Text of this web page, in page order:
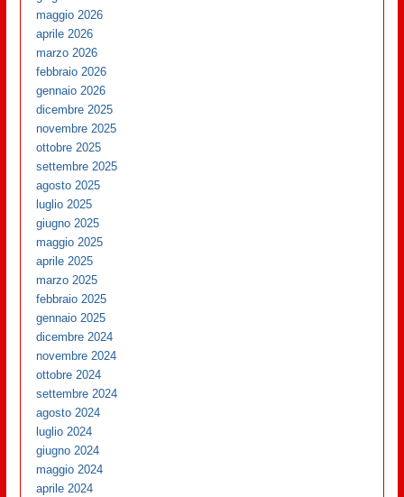
maggio 2026
aprile 2026
marzo 2026
febbraio 2026
gennaio 2026
dicembre 2025
novembre 2025
ottobre 2025
settembre 2025
agosto 2025
luglio 2025
giugno 2025
maggio 2025
aprile 2025
marzo 2025
febbraio 2025
gennaio 2025
dicembre 2024
novembre 2024
ottobre 2024
settembre 2024
agosto 2024
luglio 2024
giugno 2024
maggio 2024
aprile 2024